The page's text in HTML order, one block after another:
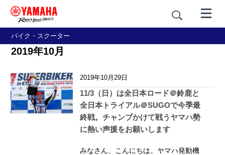
バイク・スクーター
2019年10月
2019年10月29日
11/3（日）は全日本ロード＠鈴鹿と
全日本トライアル＠SUGOで今季最
終戦。チャンプかけて戦うヤマハ勢
に熱い声援をお願いします
みなさん、こんにちは。ヤマハ発動機